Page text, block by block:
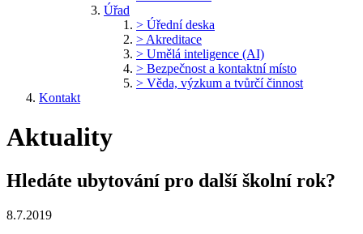
Úřad
> Úřední deska
> Akreditace
> Umělá inteligence (AI)
> Bezpečnost a kontaktní místo
> Věda, výzkum a tvůrčí činnost
Kontakt
Aktuality
Hledáte ubytování pro další školní rok?
8.7.2019